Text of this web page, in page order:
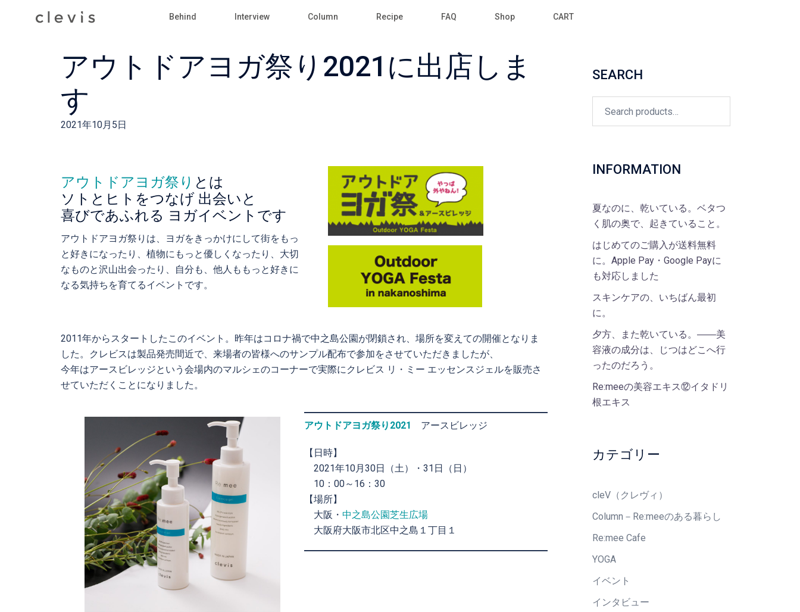
Behind Interview Column Recipe FAQ Shop CART
アウトドアヨガ祭り2021に出店しま
す
2021年10月5日
アウトドアヨガ祭り とは
ソトとヒトをつなげ 出会いと
喜びであふれる ヨガイベントです
アウトドアヨガ祭りは、ヨガをきっかけにして街をもっ
と好きになったり、植物にもっと優しくなったり、大切
なものと沢山出会ったり、自分も、他人ももっと好きに
なる気持ちを育てるイベントです。
2011年からスタートしたこのイベント。昨年はコロナ禍で中之島公園が閉鎖され、場所を変えての開催となりま
した。クレビスは製品発売間近で、来場者の皆様へのサンプル配布で参加をさせていただきましたが、
今年はアースビレッジという会場内のマルシェのコーナーで実際にクレビス リ・ミー エッセンスジェルを販売さ
せていただくことになりました。
アウトドアヨガ祭り2021 アースビレッジ
【日時】
2021年10月30日（土）・31日（日）
10：00～16：30
【場所】
大阪・ 中之島公園芝生広場
大阪府大阪市北区中之島１丁目１
SEARCH
INFORMATION
夏なのに、乾いている。ベタつ
く肌の奥で、起きていること。
はじめてのご購入が送料無料
に。Apple Pay・Google Payに
も対応しました
スキンケアの、いちばん最初
に。
夕方、また乾いている。――美
容液の成分は、じつはどこへ行
ったのだろう。
Re:meeの美容エキス⑫イタドリ
根エキス
カテゴリー
cleV（クレヴィ）
Column－Re:meeのある暮らし
Re:mee Cafe
YOGA
イベント
インタビュー